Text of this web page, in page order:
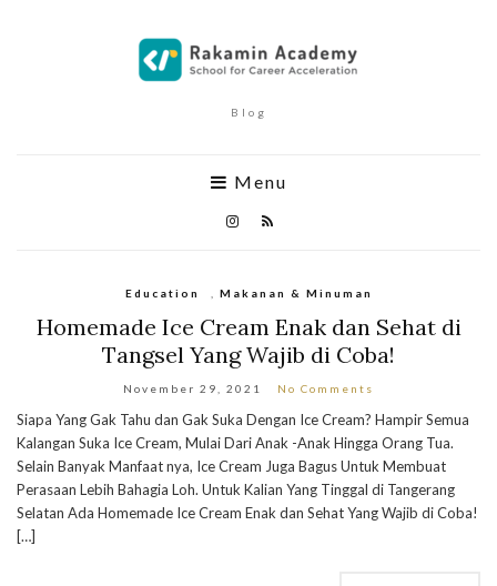
Blog
Menu
Education Makanan & Minuman
Homemade Ice Cream Enak dan Sehat di
Tangsel Yang Wajib di Coba!
November 29, 2021 No Comments
Siapa Yang Gak Tahu dan Gak Suka Dengan Ice Cream? Hampir Semua
Kalangan Suka Ice Cream, Mulai Dari Anak -Anak Hingga Orang Tua.
Selain Banyak Manfaat nya, Ice Cream Juga Bagus Untuk Membuat
Perasaan Lebih Bahagia Loh. Untuk Kalian Yang Tinggal di Tangerang
Selatan Ada Homemade Ice Cream Enak dan Sehat Yang Wajib di Coba!
[…]